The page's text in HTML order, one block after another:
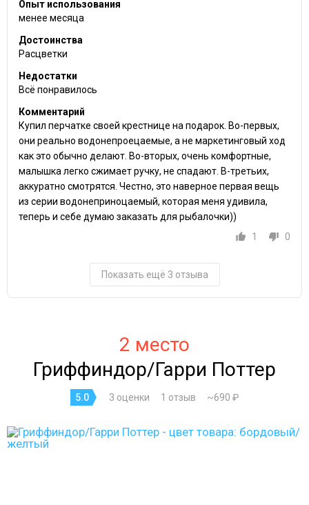
Опыт использования
менее месяца
Достоинства
Расцветки
Недостатки
Всё понравилось
Комментарий
Купил перчатке своей крестнице на подарок. Во-первых,
они реально водонепроецаемые, а не маркетинговый ход
как это обычно делают. Во-вторых, очень комфортные,
малышка легко сжимает ручку, не спадают. В-третьих,
аккуратно смотрятся. Честно, это наверное первая вещь
из серии водонеприноцаемый, которая меня удивила,
теперь и себе думаю заказать для рыбалочки))
1
0
Показать ещё 3 отзыва
2 место
Гриффиндор/Гарри Поттер
5.0 3 оценки 1 отзыв ~690 ₽